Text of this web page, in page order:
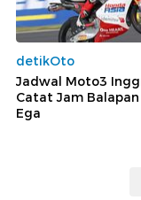
detikOto
Jadwal Moto3
Catat Jam Balapan
Ega